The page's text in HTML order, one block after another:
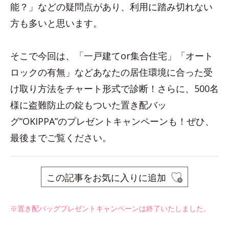
能？」などの疑問点があり、利用に踏み切れない
方も多いと思います。
そこで今回は、「一戸建てor集合住宅」「オート
ロックの有無」などあなたの居住環境に合った受
け取り方法をチャート形式で診断！さらに、500名
様に盗難防止の錠もついた置き配バッ
グ“OKIPPA”のプレゼントキャンペーンも！ぜひ、
最後までご覧ください。
この記事をお気に入りに追加
※置き配バッグプレゼントキャンペーンは終了いたしました。